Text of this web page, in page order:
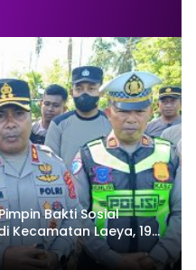
Bakti Sosial
Kecamatan Laeya, 19